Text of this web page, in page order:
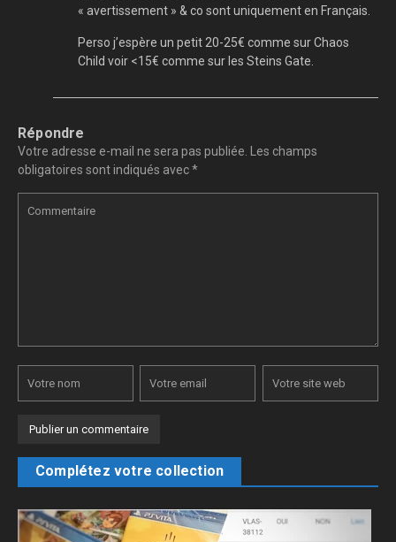
« avertissement » & co sont uniquement en Français.
Perso j’espère un petit 20-25€ comme sur Chaos
Child voir <15€ comme sur les Steins Gate.
Répondre
Votre adresse e-mail ne sera pas publiée.
Les champs
obligatoires sont indiqués avec*
Complétez votre collection